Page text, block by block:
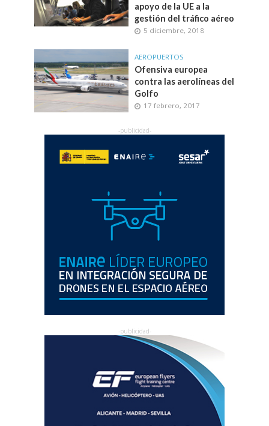
apoyo de la UE a la
gestión del tráfico aéreo
5 diciembre, 2018
AEROPUERTOS
Ofensiva europea
contra las aerolíneas del
Golfo
17 febrero, 2017